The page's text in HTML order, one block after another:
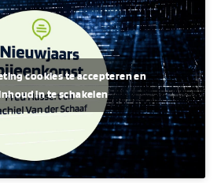
cookies te accepteren en
in te schakelen